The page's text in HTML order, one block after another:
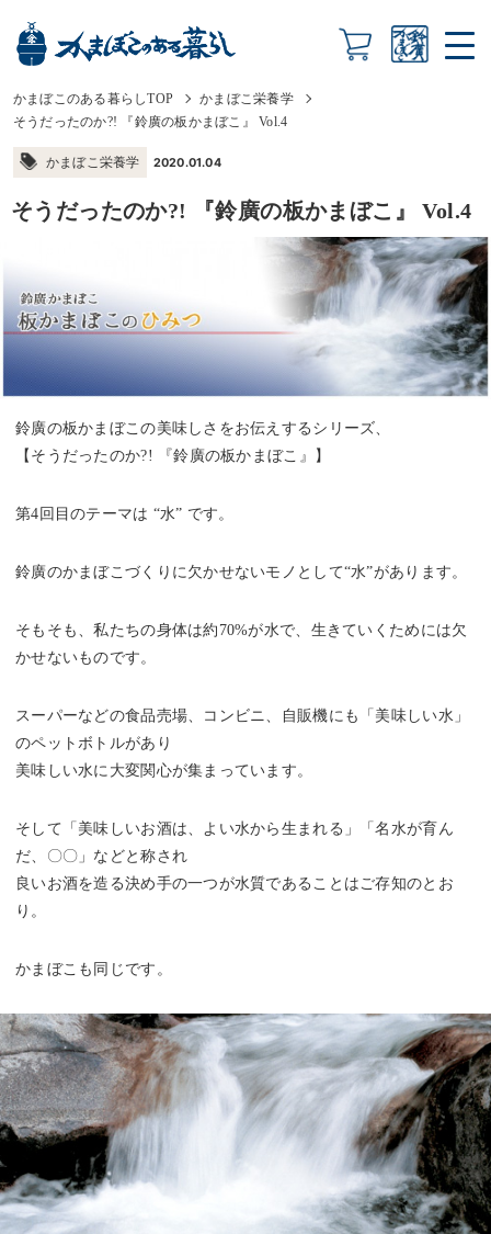
かまぼこのある暮らしTOP
かまぼこ栄養学
そうだったのか?! 『鈴廣の板かまぼこ』 Vol.4
かまぼこ栄養学 2020.01.04
そうだったのか?! 『鈴廣の板かまぼこ』 Vol.4
鈴廣の板かまぼこの美味しさをお伝えするシリーズ、
【そうだったのか?! 『鈴廣の板かまぼこ』】
第4回目のテーマは “水” です。
鈴廣のかまぼこづくりに欠かせないモノとして“水”があります。
そもそも、私たちの身体は約70%が水で、生きていくためには欠
かせないものです。
スーパーなどの食品売場、コンビニ、自販機にも「美味しい水」
のペットボトルがあり
美味しい水に大変関心が集まっています。
そして「美味しいお酒は、よい水から生まれる」「名水が育ん
だ、〇〇」などと称され
良いお酒を造る決め手の一つが水質であることはご存知のとお
り。
かまぼこも同じです。